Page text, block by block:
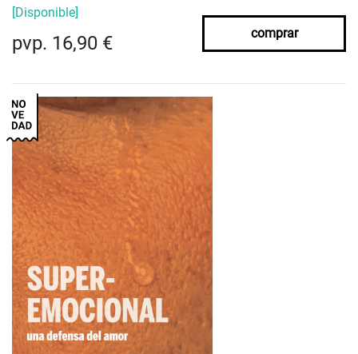
[Disponible]
pvp. 16,90 € comprar